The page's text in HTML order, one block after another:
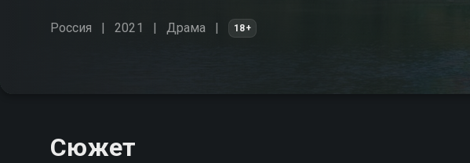
Россия 2021 Драма 18+
Сюжет